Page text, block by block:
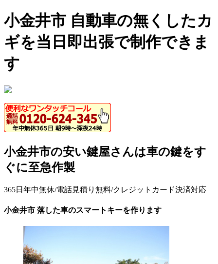
小金井市 自動車の無くしたカ
ギを当日即出張で制作できま
す
小金井市の安い鍵屋さんは車の鍵をす
ぐに至急作製
365日年中無休/電話見積り無料/クレジットカード決済対応
小金井市 落した車のスマートキーを作ります